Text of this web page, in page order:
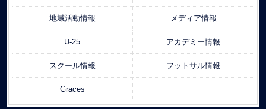
地域活動情報 メディア情報
U-25 アカデミー情報
スクール情報 フットサル情報
Graces